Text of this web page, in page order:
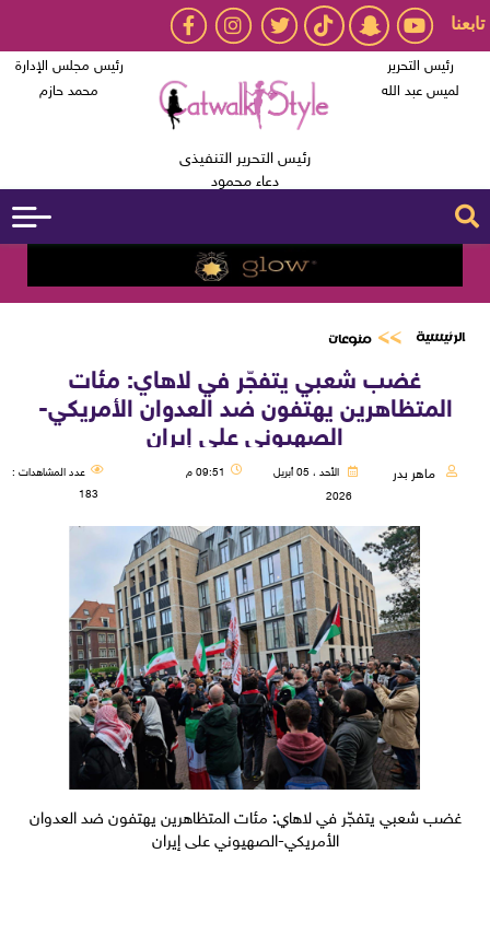
تابعنا
رئيس التحرير
لميس عبد الله
رئيس التحرير التنفيذى
دعاء محمود
رئيس مجلس الإدارة
محمد حازم
الرئيسية منوعات
غضب شعبي يتفجّر في لاهاي: مئات
المتظاهرين يهتفون ضد العدوان الأمريكي-
الصهيوني على إيران
ماهر بدر
الأحد ، 05 أبريل
2026
09:51 م
عدد المشاهدات :
183
غضب شعبي يتفجّر في لاهاي: مئات المتظاهرين يهتفون ضد العدوان
الأمريكي-الصهيوني على إيران